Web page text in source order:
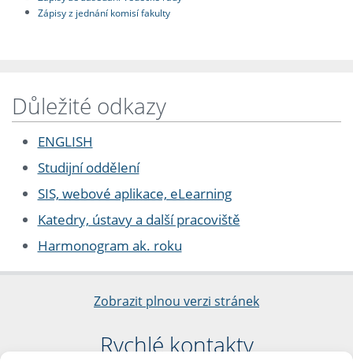
Zápisy z jednání komisí fakulty
Důležité odkazy
ENGLISH
Studijní oddělení
SIS, webové aplikace, eLearning
Katedry, ústavy a další pracoviště
Harmonogram ak. roku
Zobrazit plnou verzi stránek
Rychlé kontakty